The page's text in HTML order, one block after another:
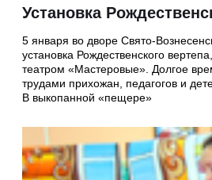
Установка
5 января во дворе Свято-
установка Рождественского
театром «Мастеровые». Долгое
трудами прихожан, педагогов и
В выкопанной «пещере»